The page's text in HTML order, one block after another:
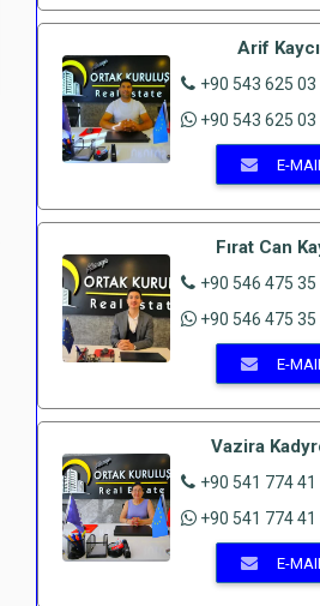
Arif Kaycı
+90 543 625 03
+90 543 625 03
E-
Fırat Can
+90 546 475 35
+90 546 475 35
E-
Vazira
+90 541 774 41
+90 541 774 41
E-